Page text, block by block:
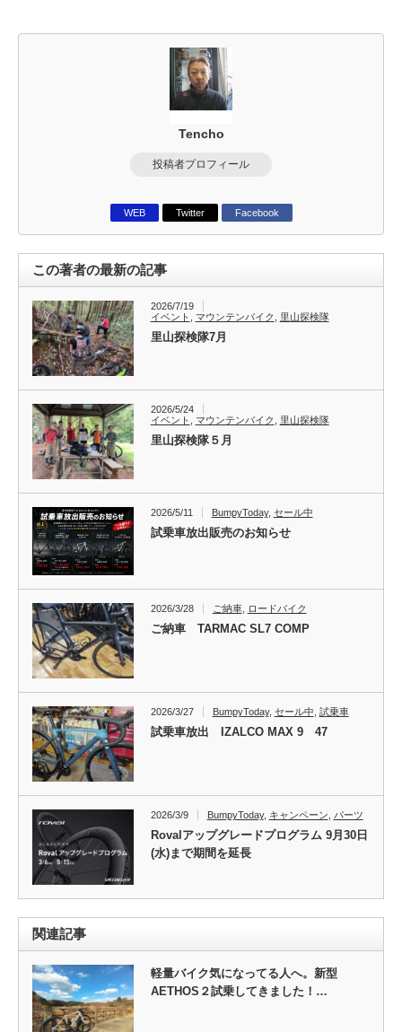
Tencho
投稿者プロフィール
WEB Twitter Facebook
この著者の最新の記事
2026/7/19
イベント
マウンテンバイク 里山探検隊
里山探検隊7月
2026/5/24
イベント
マウンテンバイク 里山探検隊
里山探検隊５月
2026/5/11 BumpyToday, セール中
試乗車放出販売のお知らせ
2026/3/28 ご納車, ロードバイク
ご納車 TARMAC SL7 COMP
2026/3/27 BumpyToday, セール中 試乗車
試乗車放出 IZALCO MAX 9 47
2026/3/9 BumpyToday, キャンペーン パーツ
Rovalアップグレードプログラム 9月30日
(水)まで期間を延長
関連記事
軽量バイク気になってる人へ。新型
AETHOS２試乗してきました！…